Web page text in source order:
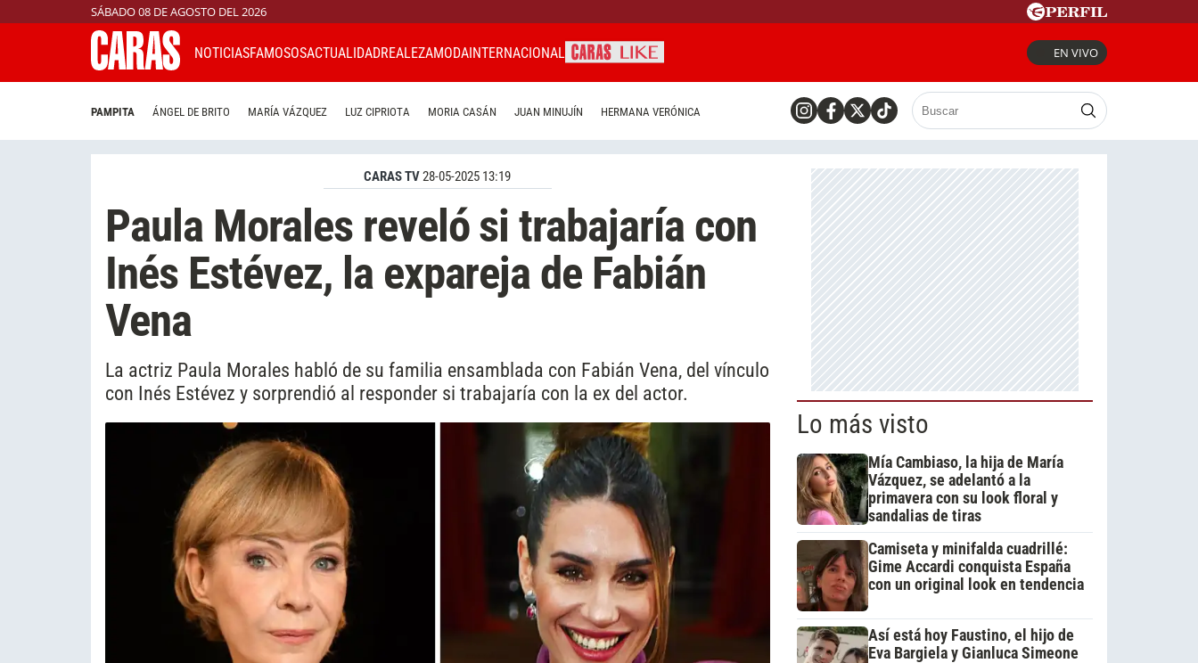
SÁBADO 08 DE AGOSTO DEL 2026
NOTICIASFAMOSOSACTUALIDADREALEZAMODAINTERNACIONAL EN VIVO
PAMPITA ÁNGEL DE BRITO MARÍA VÁZQUEZ LUZ CIPRIOTA MORIA CASÁN JUAN MINUJÍN HERMANA VERÓNICA
CARAS TV28-05-2025 13:19
Paula Morales reveló si trabajaría con
Inés Estévez, la expareja de Fabián
Vena
La actriz Paula Morales habló de su familia ensamblada con Fabián Vena, del vínculo
con Inés Estévez y sorprendió al responder si trabajaría con la ex del actor.
Lo más visto
Mía Cambiaso, la hija de María
Vázquez, se adelantó a la
primavera con su look floral y
sandalias de tiras
Camiseta y minifalda cuadrillé:
Gime Accardi conquista España
con un original look en tendencia
Así está hoy Faustino, el hijo de
Eva Bargiela y Gianluca Simeone